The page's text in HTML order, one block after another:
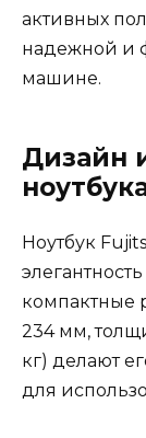
активных
надежной и
машине.
Дизайн
Ноутбук
компактные
234 мм,
кг) делают
для